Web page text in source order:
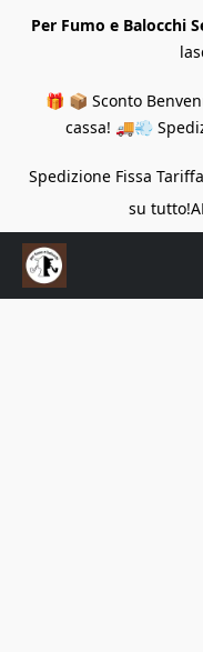
Per Fumo e Balocchi
🎁 📦 Sconto
cassa! 🚚💨
Spedizione Fissa
su tutto!